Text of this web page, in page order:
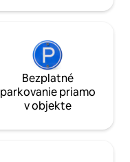
Bezplatné
parkovanie priamo
v objekte